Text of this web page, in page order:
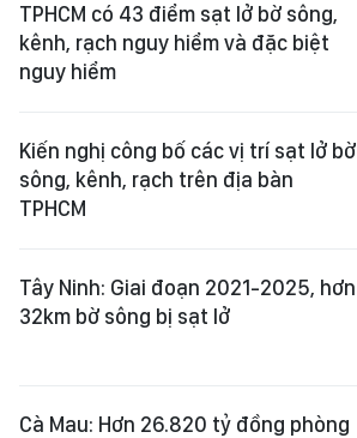
TPHCM có 43 điểm sạt lở bờ sông,
kênh, rạch nguy hiểm và đặc biệt
nguy hiểm
Kiến nghị công bố các vị trí sạt lở bờ
sông, kênh, rạch trên địa bàn
TPHCM
Tây Ninh: Giai đoạn 2021-2025, hơn
32km bờ sông bị sạt lở
Cà Mau: Hơn 26.820 tỷ đồng phòng